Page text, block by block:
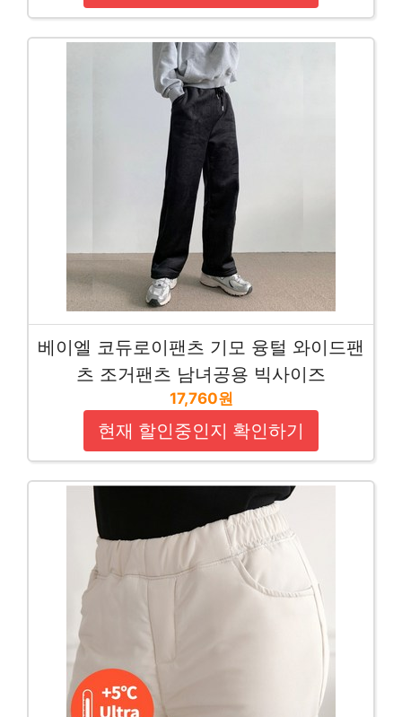
베이엘 코듀로이팬츠 기모 융털 와이드팬
츠 조거팬츠 남녀공용 빅사이즈
17,760원
현재 할인중인지 확인하기